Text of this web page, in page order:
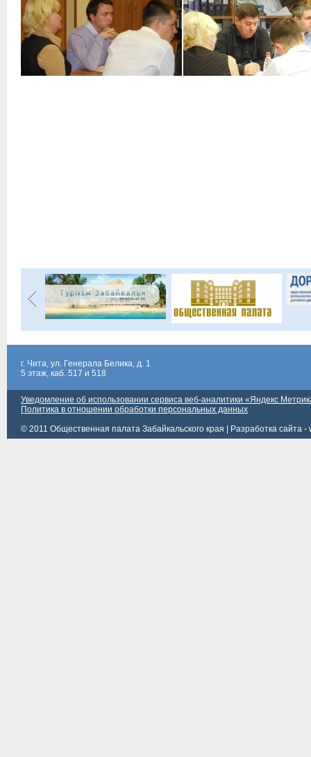
г. Чита, ул. Генерала Белика, д. 1
5 этаж, каб. 517 и 518
Уведомление об использовании сервиса веб-аналитики «Яндекс
Политика в отношении обработки персональных данных
© 2011 Общественная палата Забайкальского края |
Разработка сайта -